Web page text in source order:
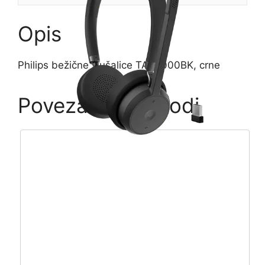
Opis
Philips bežične slušalice TAT6000BK, crne
Povezani proizvodi